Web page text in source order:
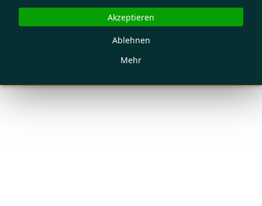
Mehr
Ablehnen
Akzeptieren